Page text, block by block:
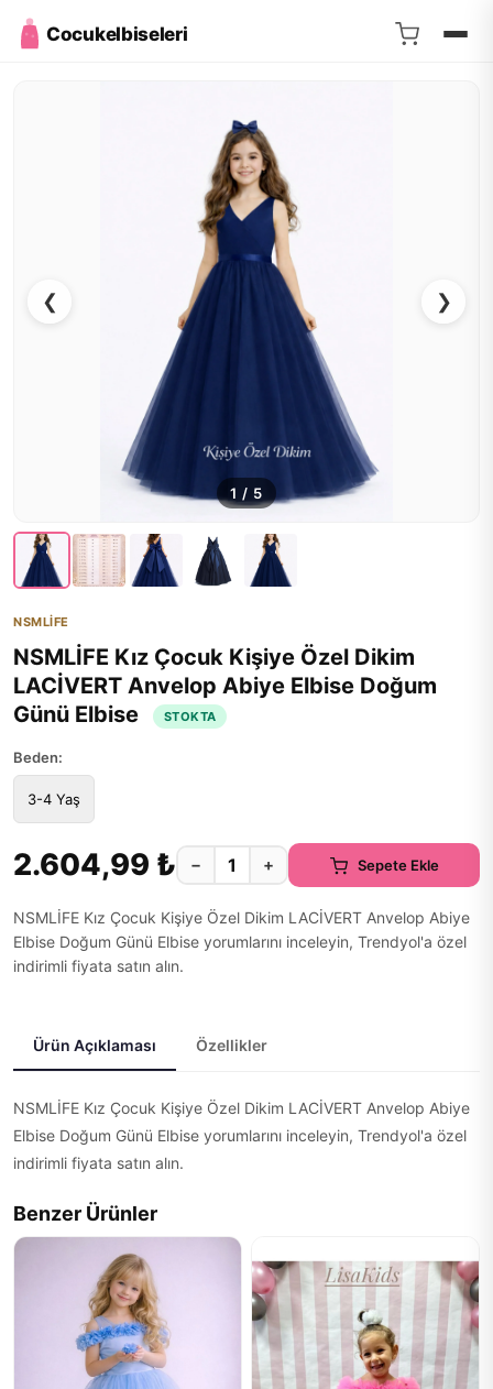
Cocukelbiseleri
❮ ❯
1 / 5
NSMLİFE
NSMLİFE Kız Çocuk Kişiye Özel Dikim
LACİVERT Anvelop Abiye Elbise Doğum
Günü Elbise
STOKTA
Beden:
3-4 Yaş
2.604,99 ₺ − + Sepete Ekle
NSMLİFE Kız Çocuk Kişiye Özel Dikim LACİVERT Anvelop Abiye
Elbise Doğum Günü Elbise yorumlarını inceleyin, Trendyol'a özel
indirimli fiyata satın alın.
Ürün Açıklaması Özellikler
NSMLİFE Kız Çocuk Kişiye Özel Dikim LACİVERT Anvelop Abiye
Elbise Doğum Günü Elbise yorumlarını inceleyin, Trendyol'a özel
indirimli fiyata satın alın.
Benzer Ürünler